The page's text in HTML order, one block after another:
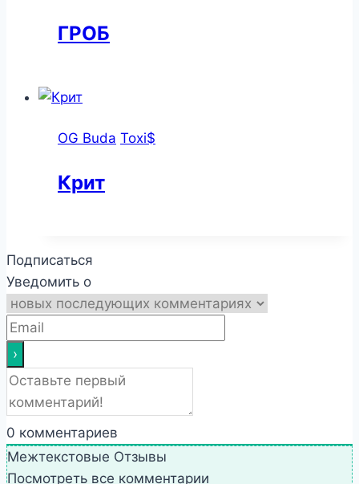
ГРОБ
OG Buda Toxi$
Крит
Подписаться
Уведомить о
0 комментариев
Межтекстовые Отзывы
Посмотреть все комментарии